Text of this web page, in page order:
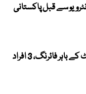
سے قبل پاکستانی
امریکا: فاسٹ فوڈ ریسٹورنٹ کے باہر فائرنگ، 3 افراد